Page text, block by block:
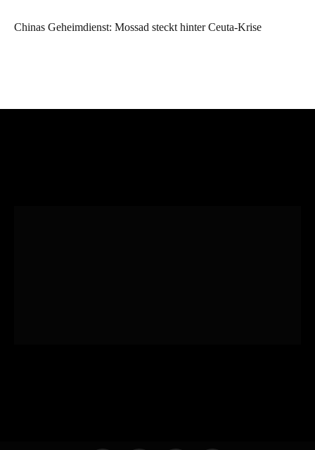
Chinas Geheimdienst: Mossad steckt hinter Ceuta-Krise